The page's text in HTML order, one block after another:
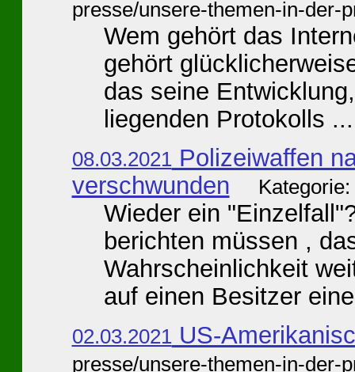
presse/unsere-themen-in-der-
Wem gehört das
gehört
das seine
liegenden Protokolls ...
08.03.2021 Polizeiwaffen
verschwunden
Wieder ein
berichten müssen ,
Wahrscheinlichkeit
auf einen Besitzer
02.03.2021 US-
presse/unsere-themen-in-der-